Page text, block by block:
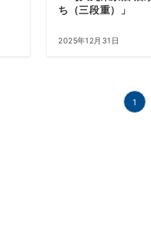
ち（三段重）」
2025年12月31日
1